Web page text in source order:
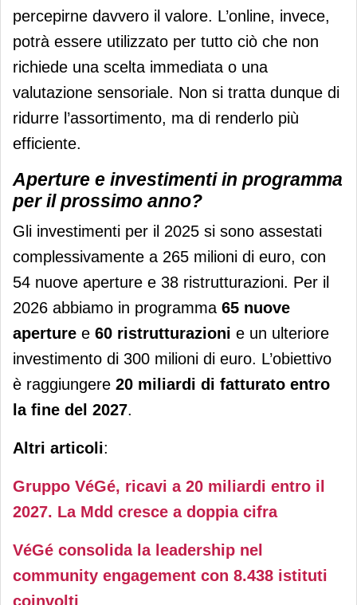
percepirne davvero il valore. L’online, invece,
potrà essere utilizzato per tutto ciò che non
richiede una scelta immediata o una
valutazione sensoriale. Non si tratta dunque di
ridurre l’assortimento, ma di renderlo più
efficiente.
Aperture e investimenti in programma
per il prossimo anno?
Gli investimenti per il 2025 si sono assestati
complessivamente a 265 milioni di euro, con
54 nuove aperture e 38 ristrutturazioni. Per il
2026 abbiamo in programma 65 nuove
aperture e 60 ristrutturazioni e un ulteriore
investimento di 300 milioni di euro. L’obiettivo
è raggiungere 20 miliardi di fatturato entro
la fine del 2027.
Altri articoli:
Gruppo VéGé, ricavi a 20 miliardi entro il
2027. La Mdd cresce a doppia cifra
VéGé consolida la leadership nel
community engagement con 8.438 istituti
coinvolti